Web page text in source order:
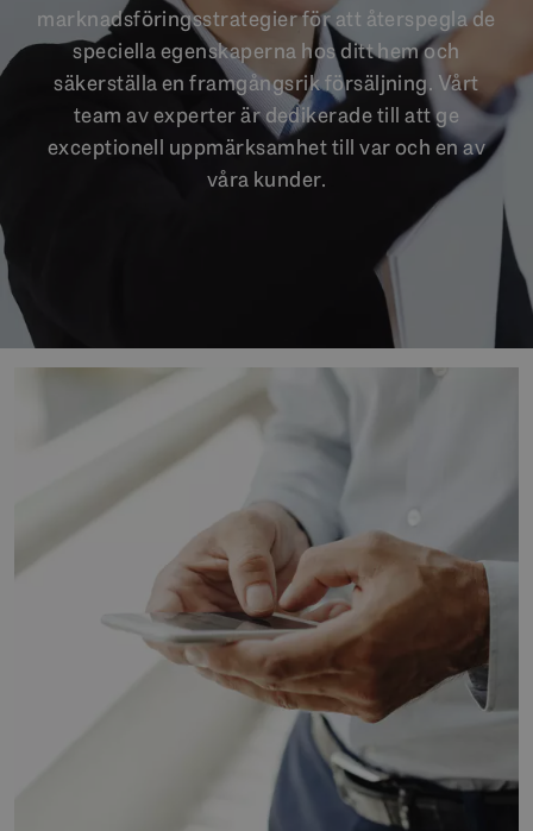
marknadsföringsstrategier för att återspegla de
speciella egenskaperna hos ditt hem och
säkerställa en framgångsrik försäljning. Vårt
team av experter är dedikerade till att ge
exceptionell uppmärksamhet till var och en av
våra kunder.